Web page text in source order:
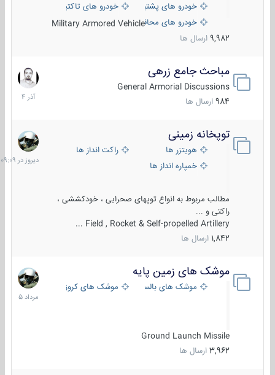
خودرو های پشتیبانی آتش ، شناسایی و ضد تانک
خودرو های تاکتیکی نظامی
خودرو های محافظت شدهMilitary Armored Vehicle
9,982 ارسال ها
مباحث جامع زرهی
General Armorial Discussions
984 ارسال ها
7
آذر
1404
توپخانه زمینی
هویتزر ها
راکت انداز ها
خمپاره انداز ها
مطالب مربوط به انواع توپهای صحرایی ، خودکششی ،
راکتی و ...
Field , Rocket & Self-propelled Artillery ...
1,842 ارسال ها
دیروز
در
09:09
موشک های زمین پایه
موشک های بالستیک موشک های کروز
Ground Launch Missile
3,962 ارسال ها
2
مرداد
1405